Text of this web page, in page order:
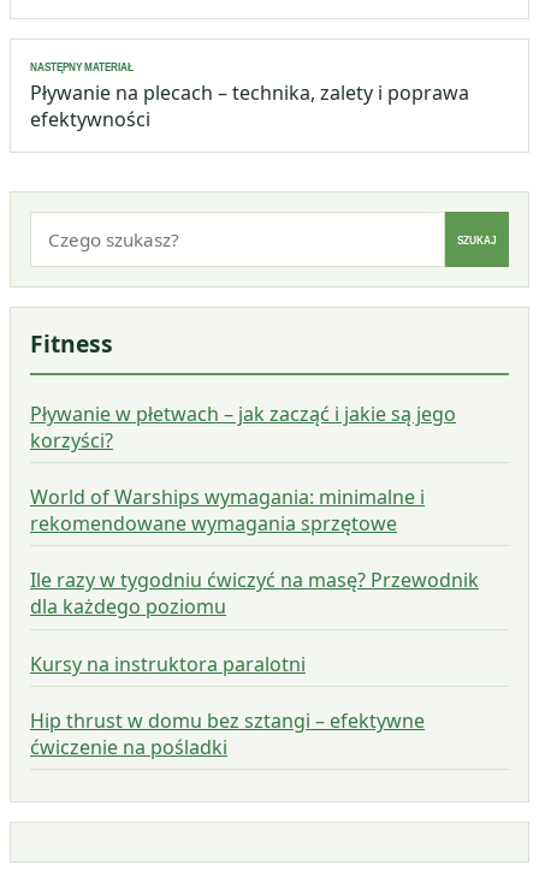
NASTĘPNY MATERIAŁ
Pływanie na plecach – technika, zalety i poprawa
efektywności
SZUKAJ
Fitness
Pływanie w płetwach – jak zacząć i jakie są jego
korzyści?
World of Warships wymagania: minimalne i
rekomendowane wymagania sprzętowe
Ile razy w tygodniu ćwiczyć na masę? Przewodnik
dla każdego poziomu
Kursy na instruktora paralotni
Hip thrust w domu bez sztangi – efektywne
ćwiczenie na pośladki